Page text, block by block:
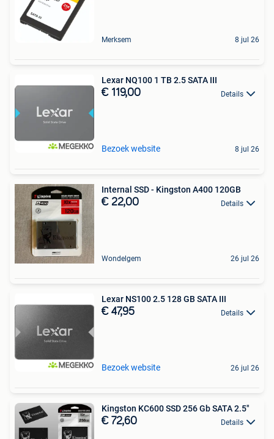
Merksem 8 jul 26
Lexar NQ100 1 TB 2.5 SATA III
€ 119,00 Details
Bezoek website 8 jul 26
Internal SSD - Kingston A400 120GB
€ 22,00 Details
Wondelgem 26 jul 26
Lexar NS100 2.5 128 GB SATA III
€ 47,95 Details
Bezoek website 26 jul 26
Kingston KC600 SSD 256 Gb SATA 2.5"
€ 72,60 Details